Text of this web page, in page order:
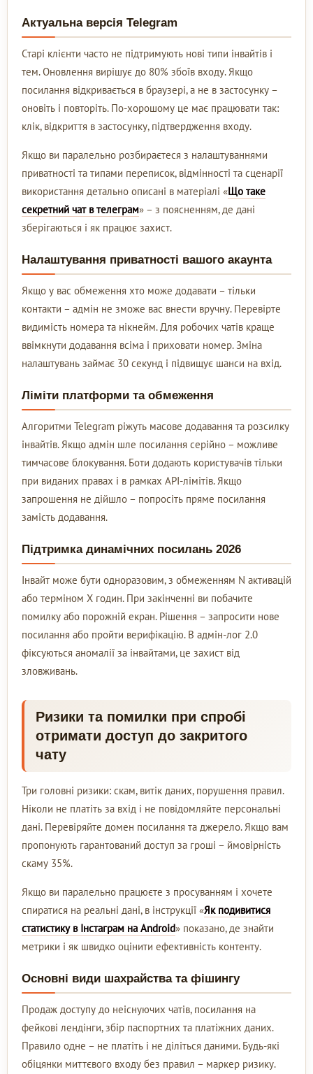
Актуальна версія Telegram
Старі клієнти часто не підтримують нові типи інвайтів і
тем. Оновлення вирішує до 80% збоїв входу. Якщо
посилання відкривається в браузері, а не в застосунку –
оновіть і повторіть. По-хорошому це має працювати так:
клік, відкриття в застосунку, підтвердження входу.
Якщо ви паралельно розбираєтеся з налаштуваннями
приватності та типами переписок, відмінності та сценарії
використання детально описані в матеріалі «Що таке
секретний чат в телеграм» – з поясненням, де дані
зберігаються і як працює захист.
Налаштування приватності вашого акаунта
Якщо у вас обмеження хто може додавати – тільки
контакти – адмін не зможе вас внести вручну. Перевірте
видимість номера та нікнейм. Для робочих чатів краще
ввімкнути додавання всіма і приховати номер. Зміна
налаштувань займає 30 секунд і підвищує шанси на вхід.
Ліміти платформи та обмеження
Алгоритми Telegram ріжуть масове додавання та розсилку
інвайтів. Якщо адмін шле посилання серійно – можливе
тимчасове блокування. Боти додають користувачів тільки
при виданих правах і в рамках API-лімітів. Якщо
запрошення не дійшло – попросіть пряме посилання
замість додавання.
Підтримка динамічних посилань 2026
Інвайт може бути одноразовим, з обмеженням N активацій
або терміном X годин. При закінченні ви побачите
помилку або порожній екран. Рішення – запросити нове
посилання або пройти верифікацію. В адмін-лог 2.0
фіксуються аномалії за інвайтами, це захист від
зловживань.
Ризики та помилки при спробі
отримати доступ до закритого
чату
Три головні ризики: скам, витік даних, порушення правил.
Ніколи не платіть за вхід і не повідомляйте персональні
дані. Перевіряйте домен посилання та джерело. Якщо вам
пропонують гарантований доступ за гроші – ймовірність
скаму 35%.
Якщо ви паралельно працюєте з просуванням і хочете
спиратися на реальні дані, в інструкції «Як подивитися
статистику в Інстаграм на Android» показано, де знайти
метрики і як швидко оцінити ефективність контенту.
Основні види шахрайства та фішингу
Продаж доступу до неіснуючих чатів, посилання на
фейкові лендінги, збір паспортних та платіжних даних.
Правило одне – не платіть і не діліться даними. Будь-які
обіцянки миттєвого входу без правил – маркер ризику.